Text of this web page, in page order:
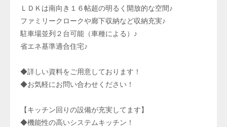
ＬＤＫは南向き１６帖超の明るく開放的な空間♪
ファミリークロークや廊下収納など収納充実♪
駐車場並列２台可能（車種による）♪
省エネ基準適合住宅♪
◆詳しい資料をご用意しております！
◆お気軽にお問い合わせください！
【キッチン回りの設備が充実してます】
◆機能性の高いシステムキッチン！